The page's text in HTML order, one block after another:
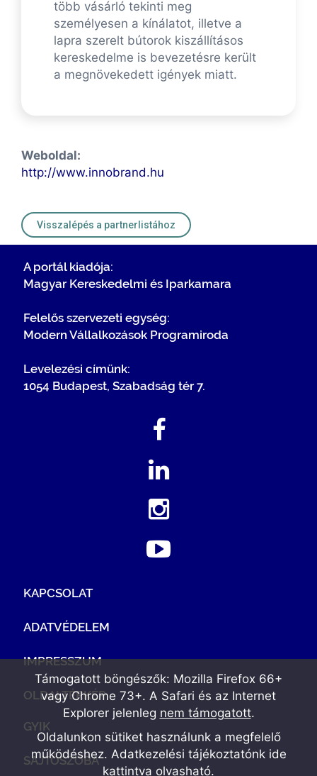
több vásárló tekinti meg
személyesen a kínálatot, illetve a
lapra szerelt bútorok kiszállításos
kereskedelme is bevezetésre került
a megnövekedett igények miatt.
Weboldal:
http://www.innobrand.hu
Visszalépés a partnerlistához
A portál kiadója:
Magyar Kereskedelmi és Iparkamara
Felelős szervezeti egység:
Modern Vállalkozások Programiroda
Levelezési címünk:
1054 Budapest, Szabadság tér 7.
KAPCSOLAT
ADATVÉDELEM
IMPRESSZUM
OLDALTÉRKÉP
GYIK
SAJTÓSZOBA
Támogatott böngészők: Mozilla Firefox 66+
vagy Chrome 73+. A Safari és az Internet
Explorer jelenleg nem támogatott.
Oldalunkon sütiket használunk a megfelelő
működéshez. Adatkezelési tájékoztatónk ide
kattintva olvasható.